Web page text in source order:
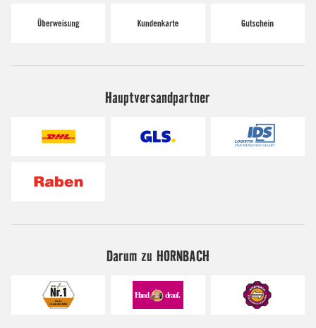
Hauptversandpartner
Darum zu HORNBACH